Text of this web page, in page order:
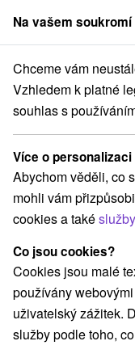
člen skupinySorger
Pobyt Lady
Pobyt Lady
zábavy,
dobré nálady
Platnost pobytu vypršela!
Hotel SOREA TITRIS
Tatranská Lomnica
Navigovat do
9,1 vynikající·656
Na vašem
Chceme vám
Vzhledem k platné
souhlas s
Více o
Abychom věděli, co
mohli vám
cookies a také
Co jsou cookies?
Cookies jsou malé
používány
uživatelský zážitek.
služby podle toho,